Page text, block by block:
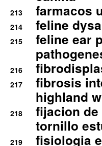
213 farmacos
214 feline
215
feline ear
216
217
fibrosis
highland
218
fijacion de
tornillo
219 fisiologia